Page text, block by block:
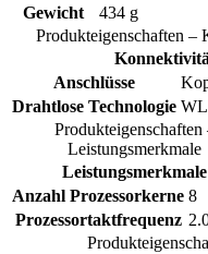
Gewicht
434 g
Produkteigenschaften –
Anschlüsse
Drahtlose Technologie
Produkteigenschaften
Leistungsmerkmale
Leistungsmerkmale
Anzahl Prozessorkerne 8
Prozessortaktfrequenz